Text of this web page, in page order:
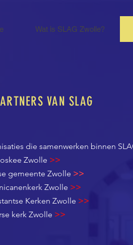
Wat is SLAG Zwolle?
VAN SLAG
die samenwerken binnen
Zwolle >>
gemeente Zwolle >>
Zwolle >>
Kerken Zwolle >>
kerk Zwolle >>